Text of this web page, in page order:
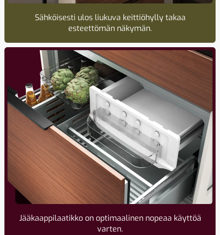
Sähköisesti ulos liukuva keittiöhylly takaa
esteettömän näkymän.
Jääkaappilaatikko on optimaalinen nopeaa käyttöä
varten.